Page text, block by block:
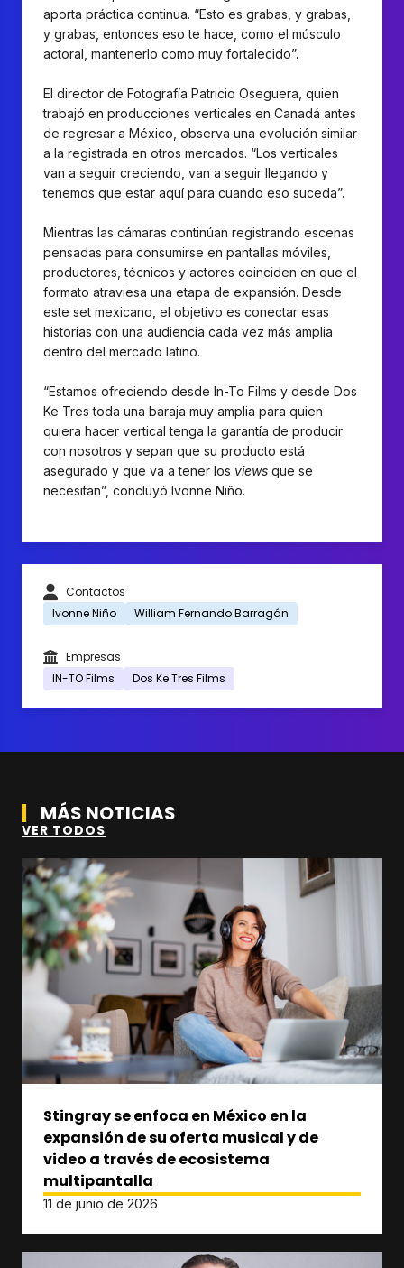
aporta práctica continua. “Esto es grabas, y grabas,
y grabas, entonces eso te hace, como el músculo
actoral, mantenerlo como muy fortalecido”.
El director de Fotografía Patricio Oseguera, quien
trabajó en producciones verticales en Canadá antes
de regresar a México, observa una evolución similar
a la registrada en otros mercados. “Los verticales
van a seguir creciendo, van a seguir llegando y
tenemos que estar aquí para cuando eso suceda”.
Mientras las cámaras continúan registrando escenas
pensadas para consumirse en pantallas móviles,
productores, técnicos y actores coinciden en que el
formato atraviesa una etapa de expansión. Desde
este set mexicano, el objetivo es conectar esas
historias con una audiencia cada vez más amplia
dentro del mercado latino.
“Estamos ofreciendo desde In-To Films y desde Dos
Ke Tres toda una baraja muy amplia para quien
quiera hacer vertical tenga la garantía de producir
con nosotros y sepan que su producto está
asegurado y que va a tener los views que se
necesitan”, concluyó Ivonne Niño.
Contactos
Ivonne Niño
William Fernando Barragán
Empresas
IN-TO Films
Dos Ke Tres Films
MÁS NOTICIAS
VER TODOS
Stingray se enfoca en México en la
expansión de su oferta musical y de
video a través de ecosistema
multipantalla
11 de junio de 2026